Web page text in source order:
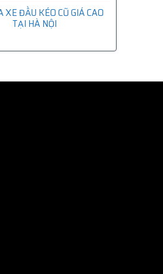
XE ĐẦU KÉO CŨ GIÁ CAO
TẠI HÀ NỘI